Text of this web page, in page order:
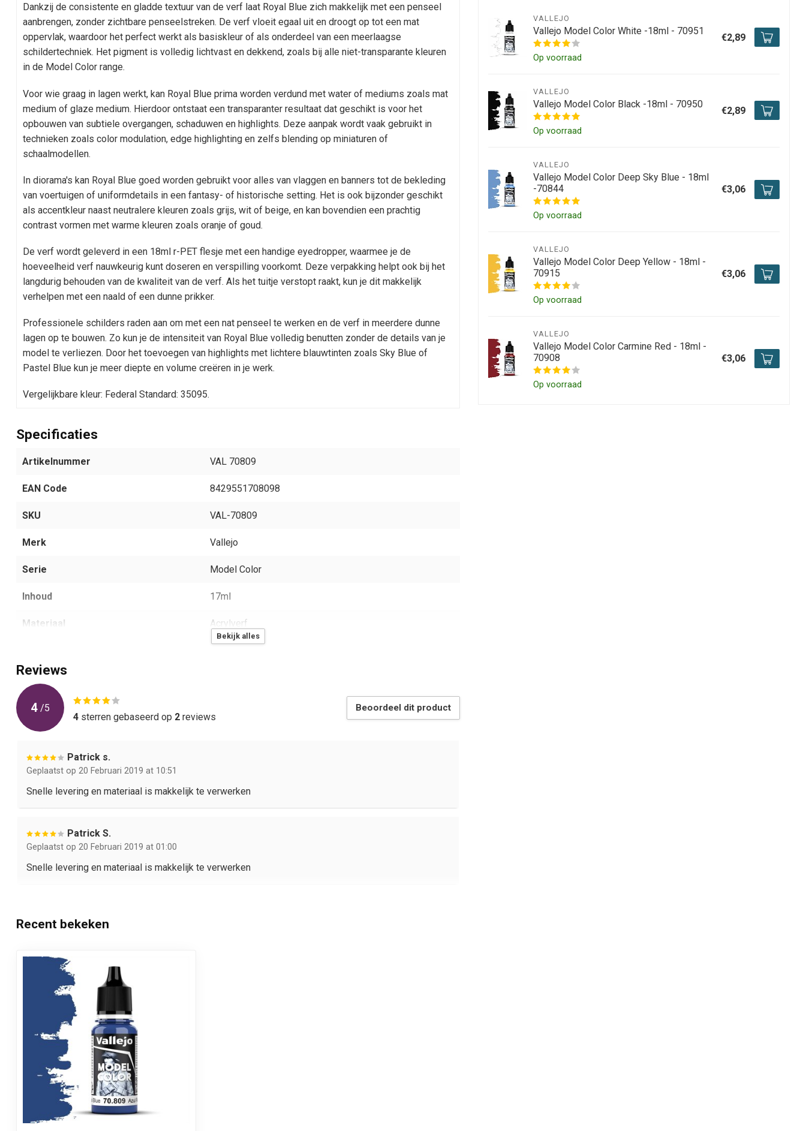
Dankzij de consistente en gladde textuur van de verf laat Royal Blue zich makkelijk met een penseel
aanbrengen, zonder zichtbare penseelstreken. De verf vloeit egaal uit en droogt op tot een mat
oppervlak, waardoor het perfect werkt als basiskleur of als onderdeel van een meerlaagse
schildertechniek. Het pigment is volledig lichtvast en dekkend, zoals bij alle niet-transparante kleuren
in de Model Color range.
Voor wie graag in lagen werkt, kan Royal Blue prima worden verdund met water of mediums zoals mat
medium of glaze medium. Hierdoor ontstaat een transparanter resultaat dat geschikt is voor het
opbouwen van subtiele overgangen, schaduwen en highlights. Deze aanpak wordt vaak gebruikt in
technieken zoals color modulation, edge highlighting en zelfs blending op miniaturen of
schaalmodellen.
In diorama's kan Royal Blue goed worden gebruikt voor alles van vlaggen en banners tot de bekleding
van voertuigen of uniformdetails in een fantasy- of historische setting. Het is ook bijzonder geschikt
als accentkleur naast neutralere kleuren zoals grijs, wit of beige, en kan bovendien een prachtig
contrast vormen met warme kleuren zoals oranje of goud.
De verf wordt geleverd in een 18ml r-PET flesje met een handige eyedropper, waarmee je de
hoeveelheid verf nauwkeurig kunt doseren en verspilling voorkomt. Deze verpakking helpt ook bij het
langdurig behouden van de kwaliteit van de verf. Als het tuitje verstopt raakt, kun je dit makkelijk
verhelpen met een naald of een dunne prikker.
Professionele schilders raden aan om met een nat penseel te werken en de verf in meerdere dunne
lagen op te bouwen. Zo kun je de intensiteit van Royal Blue volledig benutten zonder de details van je
model te verliezen. Door het toevoegen van highlights met lichtere blauwtinten zoals Sky Blue of
Pastel Blue kun je meer diepte en volume creëren in je werk.
Vergelijkbare kleur: Federal Standard: 35095.
Specificaties
Artikelnummer VAL 70809
EAN Code 8429551708098
SKU VAL-70809
Merk Vallejo
Serie Model Color
Inhoud 17ml
Materiaal Acrylverf
Bekijk alles
Reviews
4 /5
4 sterren gebaseerd op 2 reviews
Beoordeel dit product
Patrick s.
Geplaatst op 20 Februari 2019 at 10:51
Snelle levering en materiaal is makkelijk te verwerken
Patrick S.
Geplaatst op 20 Februari 2019 at 01:00
Snelle levering en materiaal is makkelijk te verwerken
VALLEJO
Vallejo Model Color White -18ml - 70951
Op voorraad
€2,89
VALLEJO
Vallejo Model Color Black -18ml - 70950
Op voorraad
€2,89
VALLEJO
Vallejo Model Color Deep Sky Blue - 18ml
-70844
Op voorraad
€3,06
VALLEJO
Vallejo Model Color Deep Yellow - 18ml -
70915
Op voorraad
€3,06
VALLEJO
Vallejo Model Color Carmine Red - 18ml -
70908
Op voorraad
€3,06
Recent bekeken